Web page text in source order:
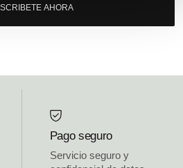
AHORA
Pago seguro
Servicio seguro y